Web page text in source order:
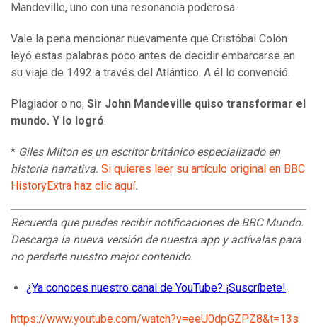
Mandeville, uno con una resonancia poderosa.
Vale la pena mencionar nuevamente que Cristóbal Colón
leyó estas palabras poco antes de decidir embarcarse en
su viaje de 1492 a través del Atlántico. A él lo convenció.
Plagiador o no, Sir John Mandeville quiso transformar el
mundo. Y lo logró.
* Giles Milton es un escritor británico especializado en
historia narrativa. Si quieres leer su artículo original en BBC
HistoryExtra haz clic aquí.
Recuerda quepuedes recibir notificaciones de BBC Mundo.
Descarga la nueva versión de nuestra app y actívalas para
no perderte nuestro mejor contenido.
¿Ya conoces nuestro canal de YouTube? ¡Suscríbete!
https://www.youtube.com/watch?v=eeU0dpGZPZ8&t=13s